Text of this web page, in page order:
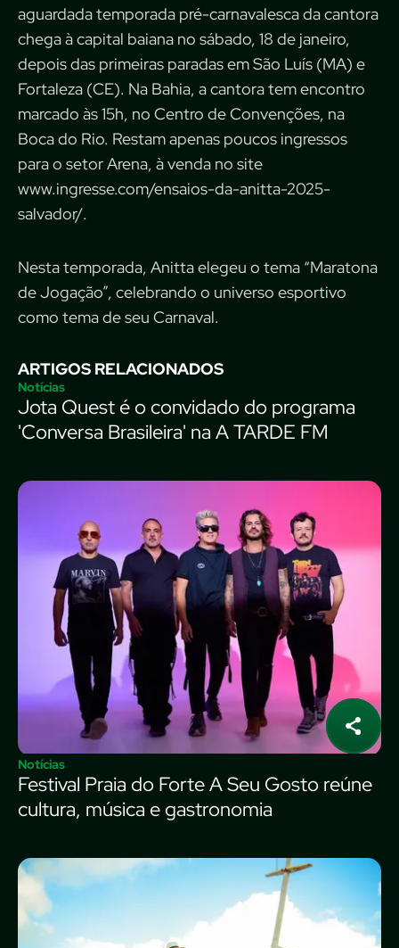
aguardada temporada pré-carnavalesca da cantora
chega à capital baiana no sábado, 18 de janeiro,
depois das primeiras paradas em São Luís (MA) e
Fortaleza (CE). Na Bahia, a cantora tem encontro
marcado às 15h, no Centro de Convenções, na
Boca do Rio. Restam apenas poucos ingressos
para o setor Arena, à venda no site
www.ingresse.com/ensaios-da-anitta-2025-
salvador/.
Nesta temporada, Anitta elegeu o tema “Maratona
de Jogação”, celebrando o universo esportivo
como tema de seu Carnaval.
ARTIGOS RELACIONADOS
Notícias
Jota Quest é o convidado do programa
'Conversa Brasileira' na A TARDE FM
Notícias
Festival Praia do Forte A Seu Gosto reúne
cultura, música e gastronomia